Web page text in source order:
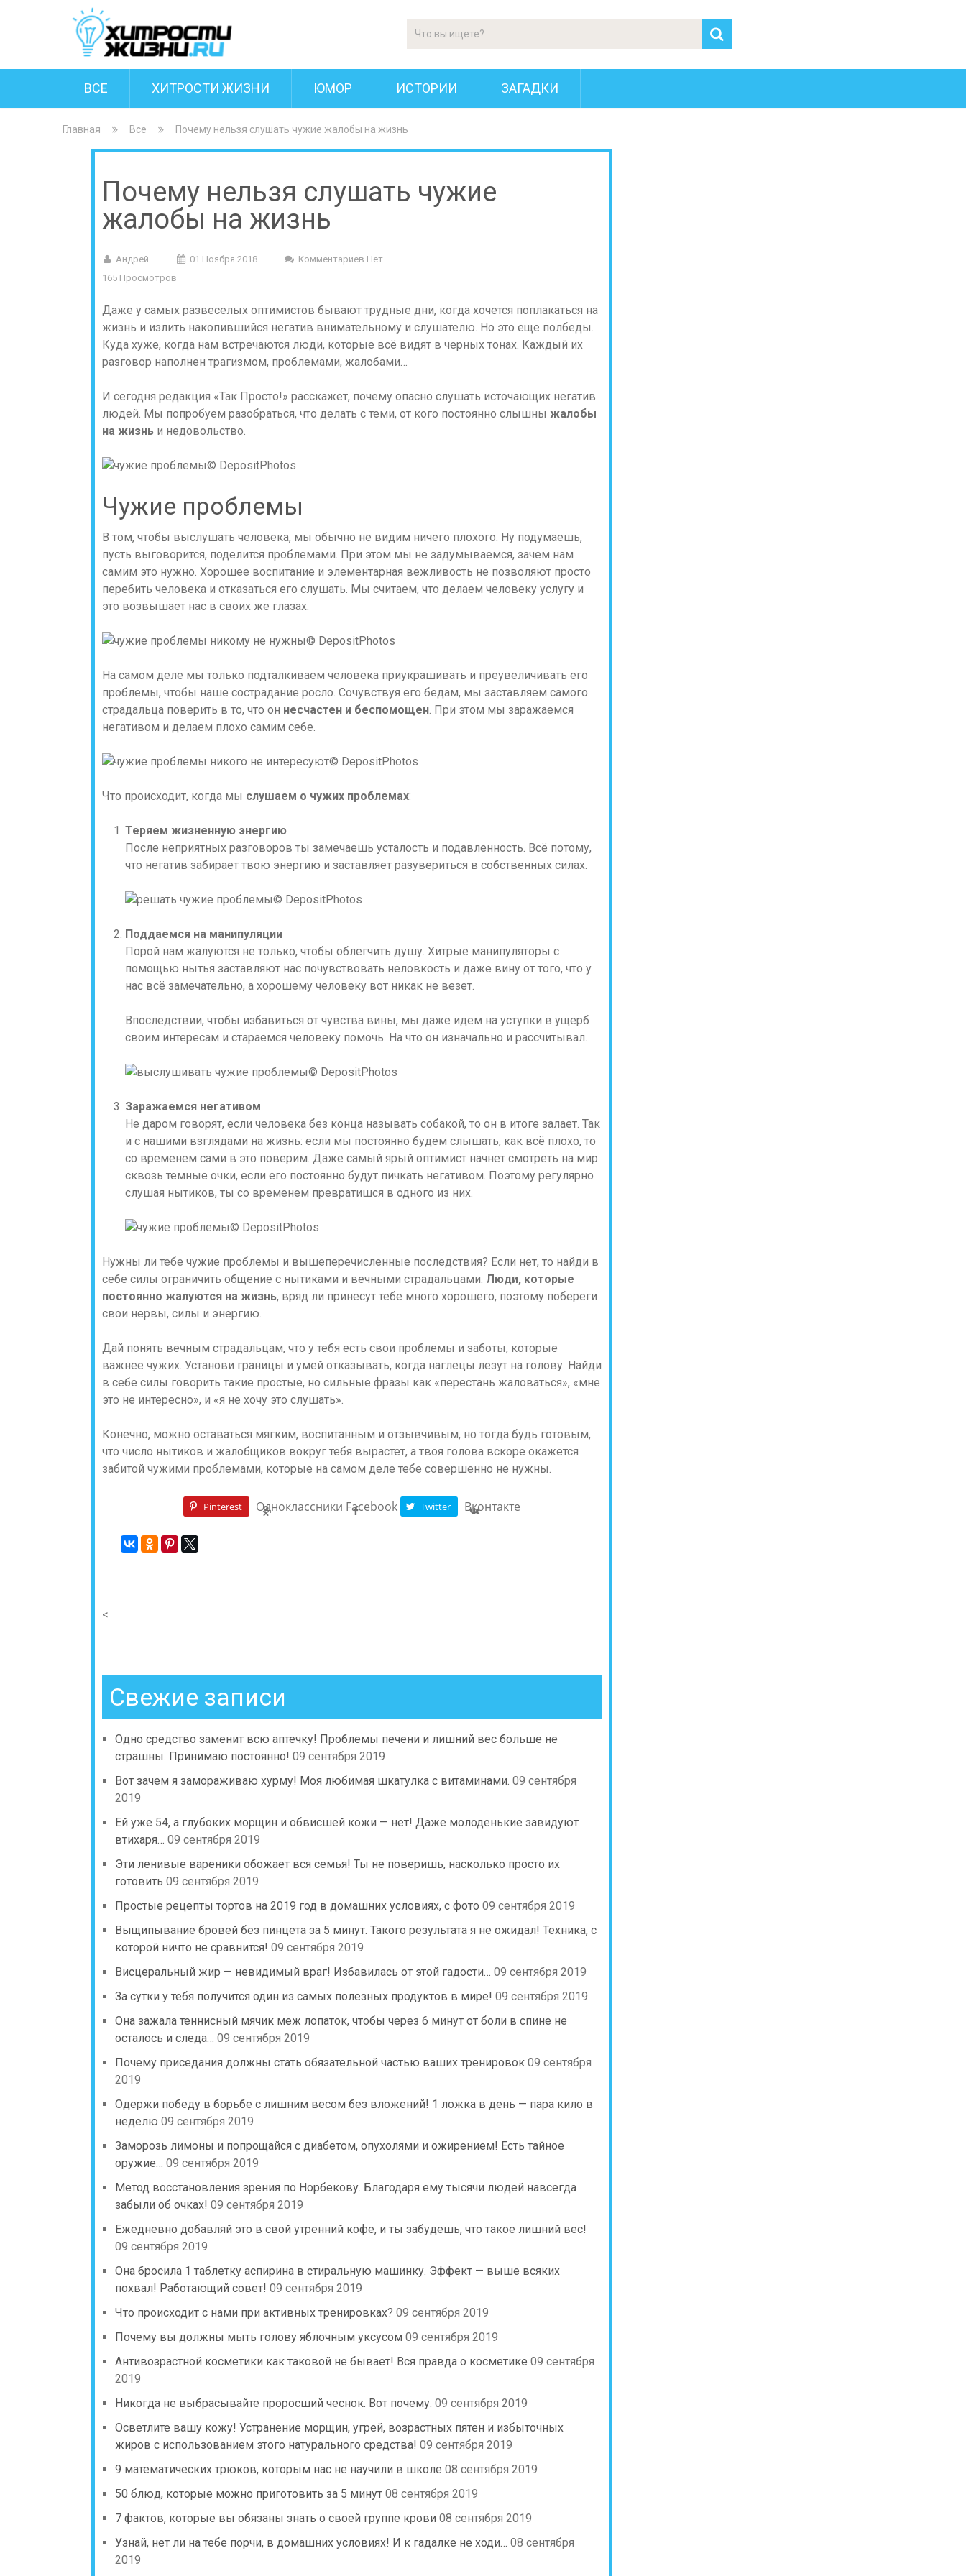
ВСЕ ХИТРОСТИ ЖИЗНИ ЮМОР ИСТОРИИ ЗАГАДКИ
Главная Все Почему нельзя слушать чужие жалобы на жизнь
Почему нельзя слушать чужие
жалобы на жизнь
Андрей 01 Ноября 2018
Комментариев Нет
165 Просмотров
Даже у самых развеселых оптимистов бывают трудные дни, когда хочется поплакаться на
жизнь и излить накопившийся негатив внимательному и слушателю. Но это еще полбеды.
Куда хуже, когда нам встречаются люди, которые всё видят в черных тонах. Каждый их
разговор наполнен трагизмом, проблемами, жалобами…
И сегодня редакция «Так Просто!» расскажет, почему опасно слушать источающих негатив
людей. Мы попробуем разобраться, что делать с теми, от кого постоянно слышны жалобы
на жизнь и недовольство.
© DepositPhotos
Чужие проблемы
В том, чтобы выслушать человека, мы обычно не видим ничего плохого. Ну подумаешь,
пусть выговорится, поделится проблемами. При этом мы не задумываемся, зачем нам
самим это нужно. Хорошее воспитание и элементарная вежливость не позволяют просто
перебить человека и отказаться его слушать. Мы считаем, что делаем человеку услугу и
это возвышает нас в своих же глазах.
© DepositPhotos
На самом деле мы только подталкиваем человека приукрашивать и преувеличивать его
проблемы, чтобы наше сострадание росло. Сочувствуя его бедам, мы заставляем самого
страдальца поверить в то, что он несчастен и беспомощен. При этом мы заражаемся
негативом и делаем плохо самим себе.
© DepositPhotos
Что происходит, когда мы слушаем о чужих проблемах:
Теряем жизненную энергию
После неприятных разговоров ты замечаешь усталость и подавленность. Всё потому,
что негатив забирает твою энергию и заставляет разувериться в собственных силах.
© DepositPhotos
Поддаемся на манипуляции
Порой нам жалуются не только, чтобы облегчить душу. Хитрые манипуляторы с
помощью нытья заставляют нас почувствовать неловкость и даже вину от того, что у
нас всё замечательно, а хорошему человеку вот никак не везет.
Впоследствии, чтобы избавиться от чувства вины, мы даже идем на уступки в ущерб
своим интересам и стараемся человеку помочь. На что он изначально и рассчитывал.
© DepositPhotos
Заражаемся негативом
Не даром говорят, если человека без конца называть собакой, то он в итоге залает. Так
и с нашими взглядами на жизнь: если мы постоянно будем слышать, как всё плохо, то
со временем сами в это поверим. Даже самый ярый оптимист начнет смотреть на мир
сквозь темные очки, если его постоянно будут пичкать негативом. Поэтому регулярно
слушая нытиков, ты со временем превратишся в одного из них.
© DepositPhotos
Нужны ли тебе чужие проблемы и вышеперечисленные последствия? Если нет, то найди в
себе силы ограничить общение с нытиками и вечными страдальцами. Люди, которые
постоянно жалуются на жизнь, вряд ли принесут тебе много хорошего, поэтому побереги
свои нервы, силы и энергию.
Дай понять вечным страдальцам, что у тебя есть свои проблемы и заботы, которые
важнее чужих. Установи границы и умей отказывать, когда наглецы лезут на голову. Найди
в себе силы говорить такие простые, но сильные фразы как «перестань жаловаться», «мне
это не интересно», и «я не хочу это слушать».
Конечно, можно оставаться мягким, воспитанным и отзывчивым, но тогда будь готовым,
что число нытиков и жалобщиков вокруг тебя вырастет, а твоя голова вскоре окажется
забитой чужими проблемами, которые на самом деле тебе совершенно не нужны.
Pinterest Одноклассники Facebook Twitter Вконтакте
<
Свежие записи
Одно средство заменит всю аптечку! Проблемы печени и лишний вес больше не
страшны. Принимаю постоянно! 09 сентября 2019
Вот зачем я замораживаю хурму! Моя любимая шкатулка с витаминами. 09 сентября
2019
Ей уже 54, а глубоких морщин и обвисшей кожи — нет! Даже молоденькие завидуют
втихаря… 09 сентября 2019
Эти ленивые вареники обожает вся семья! Ты не поверишь, насколько просто их
готовить 09 сентября 2019
Простые рецепты тортов на 2019 год в домашних условиях, с фото 09 сентября 2019
Выщипывание бровей без пинцета за 5 минут. Такого результата я не ожидал! Техника, с
которой ничто не сравнится! 09 сентября 2019
Висцеральный жир — невидимый враг! Избавилась от этой гадости… 09 сентября 2019
За сутки у тебя получится один из самых полезных продуктов в мире! 09 сентября 2019
Она зажала теннисный мячик меж лопаток, чтобы через 6 минут от боли в спине не
осталось и следа… 09 сентября 2019
Почему приседания должны стать обязательной частью ваших тренировок 09 сентября
2019
Одержи победу в борьбе с лишним весом без вложений! 1 ложка в день — пара кило в
неделю 09 сентября 2019
Заморозь лимоны и попрощайся с диабетом, опухолями и ожирением! Есть тайное
оружие… 09 сентября 2019
Метод восстановления зрения по Норбекову. Благодаря ему тысячи людей навсегда
забыли об очках! 09 сентября 2019
Ежедневно добавляй это в свой утренний кофе, и ты забудешь, что такое лишний вес!
09 сентября 2019
Она бросила 1 таблетку аспирина в стиральную машинку. Эффект — выше всяких
похвал! Работающий совет! 09 сентября 2019
Что происходит с нами при активных тренировках? 09 сентября 2019
Почему вы должны мыть голову яблочным уксусом 09 сентября 2019
Антивозрастной косметики как таковой не бывает! Вся правда о косметике 09 сентября
2019
Никогда не выбрасывайте проросший чеснок. Вот почему. 09 сентября 2019
Осветлите вашу кожу! Устранение морщин, угрей, возрастных пятен и избыточных
жиров с использованием этого натурального средства! 09 сентября 2019
9 математических трюков, которым нас не научили в школе 08 сентября 2019
50 блюд, которые можно приготовить за 5 минут 08 сентября 2019
7 фактов, которые вы обязаны знать о своей группе крови 08 сентября 2019
Узнай, нет ли на тебе порчи, в домашних условиях! И к гадалке не ходи… 08 сентября
2019